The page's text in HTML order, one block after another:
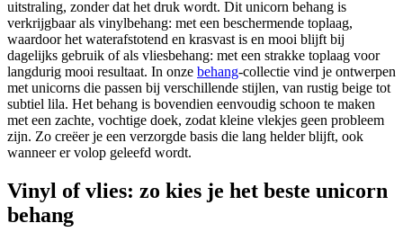
uitstraling, zonder dat het druk wordt. Dit unicorn behang is
verkrijgbaar als vinylbehang: met een beschermende toplaag,
waardoor het waterafstotend en krasvast is en mooi blijft bij
dagelijks gebruik of als vliesbehang: met een strakke toplaag voor
langdurig mooi resultaat. In onze behang-collectie vind je ontwerpen
met unicorns die passen bij verschillende stijlen, van rustig beige tot
subtiel lila. Het behang is bovendien eenvoudig schoon te maken
met een zachte, vochtige doek, zodat kleine vlekjes geen probleem
zijn. Zo creëer je een verzorgde basis die lang helder blijft, ook
wanneer er volop geleefd wordt.
Vinyl of vlies: zo kies je het beste unicorn
behang